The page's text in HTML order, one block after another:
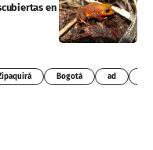
en el páramo de
Bogotá ad